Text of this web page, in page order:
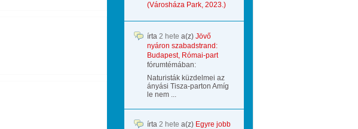
(Városháza Park, 2023.)
írta 2 hete a(z) Jövő
nyáron szabadstrand:
Budapest, Római-part
fórumtémában:
Naturisták küzdelmei az
ányási Tisza-parton Amíg
le nem ...
írta 2 hete a(z) Egyre jobb